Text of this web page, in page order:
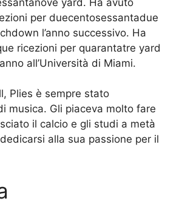
per duecentosessantadue
l’anno successivo. Ha
ricezioni per quarantatre yard
all’Università di Miami.
Plies è sempre stato
musica. Gli piaceva molto fare
il calcio e gli studi a metà
alla sua passione per il